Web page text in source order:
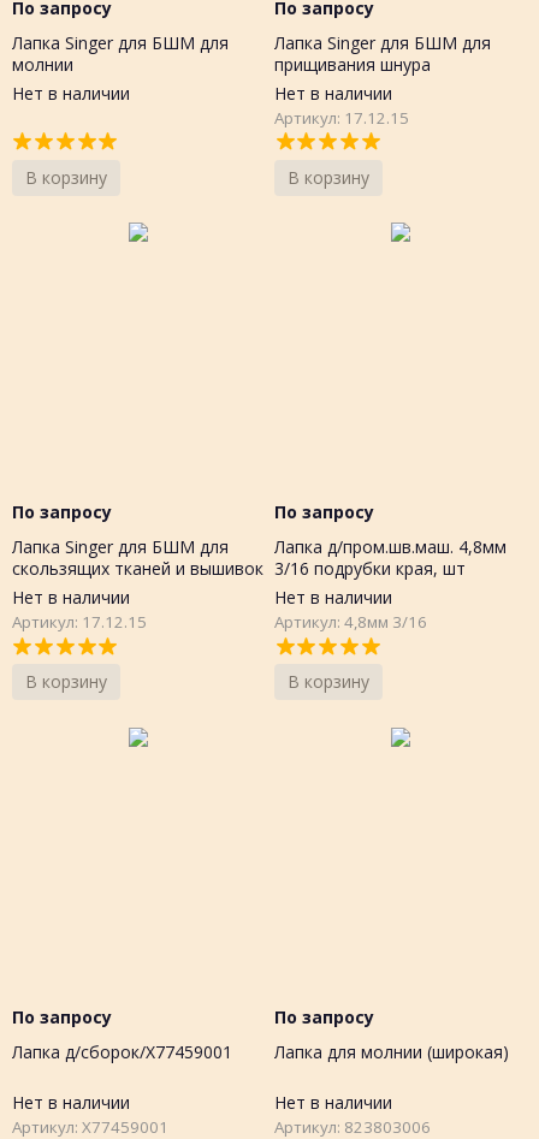
По запросу
Лапка Singer для БШМ для
молнии
Нет в наличии
В корзину
По запросу
Лапка Singer для БШМ для
прищивания шнура
Нет в наличии
Артикул: 17.12.15
В корзину
По запросу
Лапка Singer для БШМ для
скользящих тканей и вышивок
Нет в наличии
Артикул: 17.12.15
В корзину
По запросу
Лапка д/пром.шв.маш. 4,8мм
3/16 подрубки края, шт
Нет в наличии
Артикул: 4,8мм 3/16
В корзину
По запросу
Лапка д/сборок/X77459001
Нет в наличии
Артикул: X77459001
По запросу
Лапка для молнии (широкая)
Нет в наличии
Артикул: 823803006